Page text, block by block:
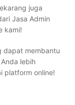
juga
Jasa Admin
kami!
dapat membantu
lebih
platform online!